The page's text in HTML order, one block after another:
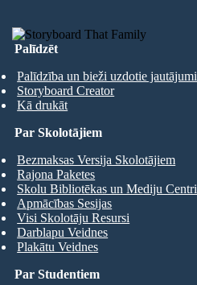
Palīdzēt
Palīdzība un bieži uzdotie jautājumi
Storyboard Creator
Kā drukāt
Par Studentiem
Par Skolotājiem
Bezmaksas Versija Skolotājiem
Rajona Paketes
Skolu Bibliotēkas un Mediju Centri
Apmācības Sesijas
Visi Skolotāju Resursi
Darblapu Veidnes
Plakātu Veidnes